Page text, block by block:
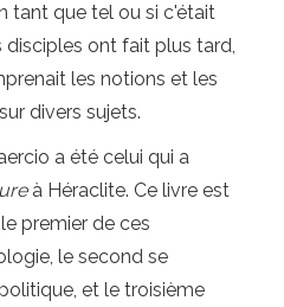
tant que tel ou si c'était
ont fait plus tard,
les notions et les
divers sujets.
a été celui qui a
à Héraclite. Ce livre est
premier de ces
le second se
et le troisième